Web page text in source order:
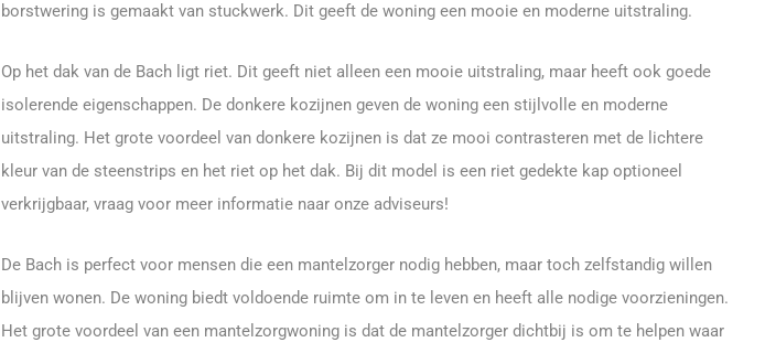
borstwering is gemaakt van stuckwerk. Dit geeft de woning een mooie en moderne uitstraling.
Op het dak van de Bach ligt riet. Dit geeft niet alleen een mooie uitstraling, maar heeft ook goede
isolerende eigenschappen. De donkere kozijnen geven de woning een stijlvolle en moderne
uitstraling. Het grote voordeel van donkere kozijnen is dat ze mooi contrasteren met de lichtere
kleur van de steenstrips en het riet op het dak. Bij dit model is een riet gedekte kap optioneel
verkrijgbaar, vraag voor meer informatie naar onze adviseurs!
De Bach is perfect voor mensen die een mantelzorger nodig hebben, maar toch zelfstandig willen
blijven wonen. De woning biedt voldoende ruimte om in te leven en heeft alle nodige voorzieningen.
Het grote voordeel van een mantelzorgwoning is dat de mantelzorger dichtbij is om te helpen waar